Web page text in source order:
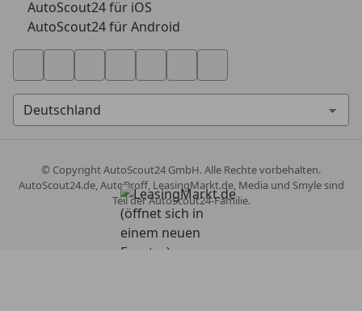
AutoScout24 für iOS
AutoScout24 für Android
© CopyrightAutoScout24 GmbH. Alle Rechte vorbehalten.
AutoScout24.de, AutoProff, LeasingMarkt.de, Media und Smyle sind
Teil der AutoScout24-Familie.